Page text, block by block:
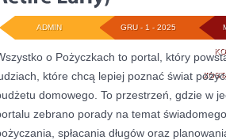
GRU - 1 - 2025
ADMIN
o Pożyczkach to portal, który
które chcą lepiej poznać świat
domowego. To przestrzeń, gdzie w
zebrano porady na temat świadomego
spłacania długów oraz